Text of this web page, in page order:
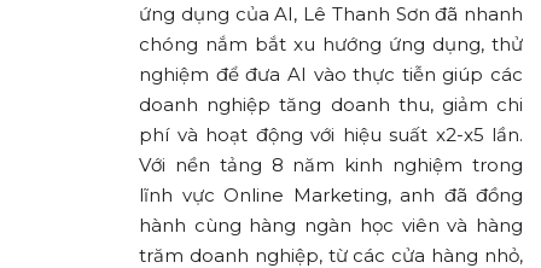
ứng dụng của AI, Lê Thanh Sơn đã nhanh
chóng nắm bắt xu hướng ứng dụng, thử
nghiệm để đưa AI vào thực tiễn giúp các
doanh nghiệp tăng doanh thu, giảm chi
phí và hoạt động với hiệu suất x2-x5 lần.
Với nền tảng 8 năm kinh nghiệm trong
lĩnh vực Online Marketing, anh đã đồng
hành cùng hàng ngàn học viên và hàng
trăm doanh nghiệp, từ các cửa hàng nhỏ,